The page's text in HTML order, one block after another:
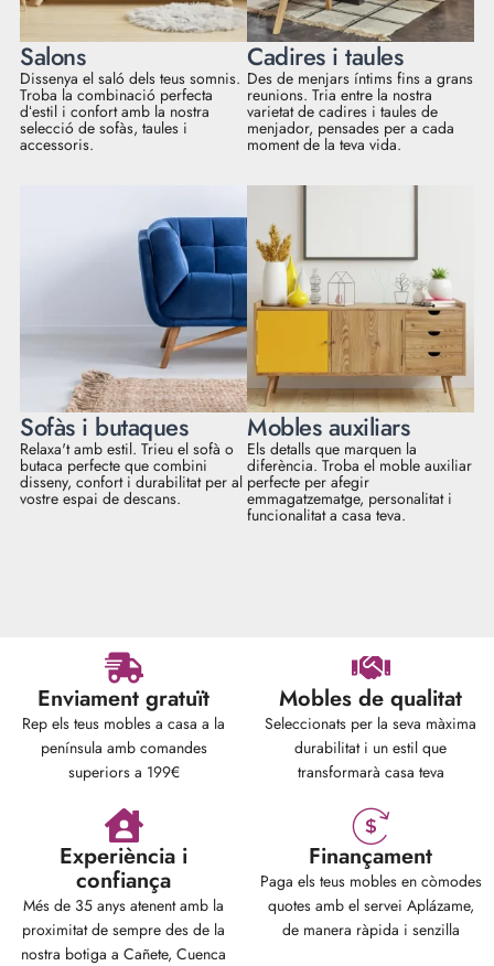
Salons
Dissenya el saló dels teus somnis.
Troba la combinació perfecta
dʻestil i confort amb la nostra
selecció de sofàs, taules i
accessoris.
Cadires i taules
Des de menjars íntims fins a grans
reunions. Tria entre la nostra
varietat de cadires i taules de
menjador, pensades per a cada
moment de la teva vida.
Sofàs i butaques
Relaxa't amb estil. Trieu el sofà o
butaca perfecte que combini
disseny, confort i durabilitat per al
vostre espai de descans.
Mobles auxiliars
Els detalls que marquen la
diferència. Troba el moble auxiliar
perfecte per afegir
emmagatzematge, personalitat i
funcionalitat a casa teva.
Enviament gratuït
Rep els teus mobles a casa a la
península amb comandes
superiors a 199€
Mobles de qualitat
Seleccionats per la seva màxima
durabilitat i un estil que
transformarà casa teva
Experiència i
confiança
Més de 35 anys atenent amb la
proximitat de sempre des de la
nostra botiga a Cañete, Cuenca
Finançament
Paga els teus mobles en còmodes
quotes amb el servei Aplázame,
de manera ràpida i senzilla